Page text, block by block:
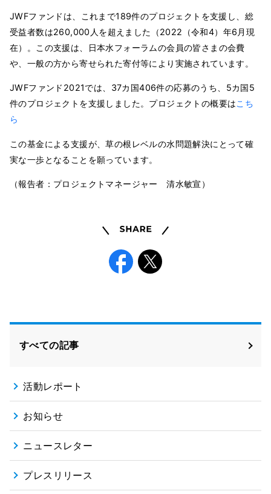
JWFファンドは、これまで189件のプロジェクトを支援し、総
受益者数は260,000人を超えました（2022（令和4）年6月現
在）。この支援は、日本水フォーラムの会員の皆さまの会費
や、一般の方から寄せられた寄付等により実施されています。
JWFファンド2021では、37カ国406件の応募のうち、5カ国5
件のプロジェクトを支援しました。プロジェクトの概要はこち
ら
この基金による支援が、草の根レベルの水問題解決にとって確
実な一歩となることを願っています。
（報告者：プロジェクトマネージャー 清水敏宣）
Share
すべての記事
活動レポート
お知らせ
ニュースレター
プレスリリース